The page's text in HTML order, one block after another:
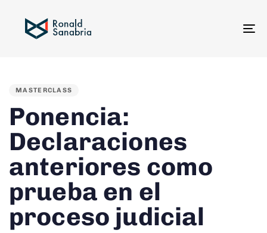
MASTERCLASS
Ponencia:
Declaraciones
anteriores como
prueba en el
proceso judicial